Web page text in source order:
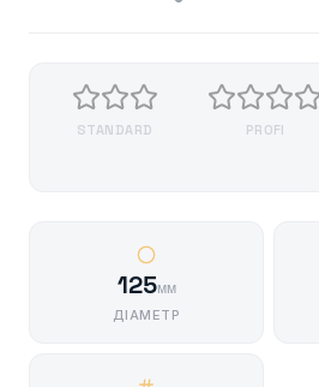
STANDARD PROFI
125мм
ДІАМЕТР